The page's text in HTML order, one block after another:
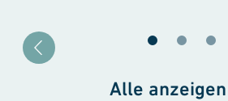
Alle anzeigen